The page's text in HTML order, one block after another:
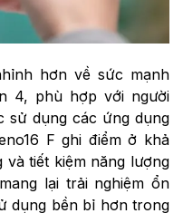
hơn về sức mạnh
4, phù hợp với người
sử dụng các ứng dụng
F ghi điểm ở khả
và tiết kiệm năng lượng
lại trải nghiệm ổn
dụng bền bỉ hơn trong